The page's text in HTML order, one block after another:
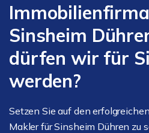
Sinsheim
dürfen wir für
werden?
Setzen Sie auf den
Makler für Sinsheim Dühren zu